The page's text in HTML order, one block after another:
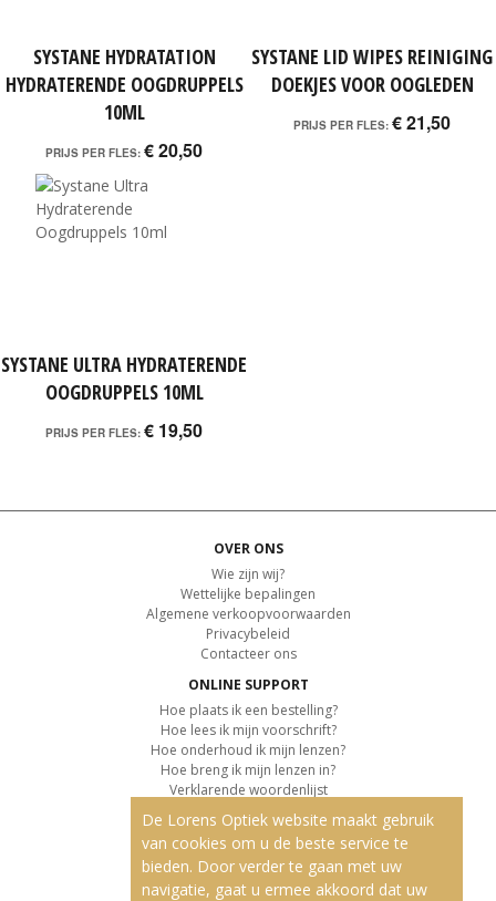
SYSTANE HYDRATATION
HYDRATERENDE OOGDRUPPELS
10ML
PRIJS PER FLES: € 20,50
SYSTANE LID WIPES REINIGING
DOEKJES VOOR OOGLEDEN
PRIJS PER FLES: € 21,50
SYSTANE ULTRA HYDRATERENDE
OOGDRUPPELS 10ML
PRIJS PER FLES: € 19,50
OVER ONS
Wie zijn wij?
Wettelijke bepalingen
Algemene verkoopvoorwaarden
Privacybeleid
Contacteer ons
ONLINE SUPPORT
Hoe plaats ik een bestelling?
Hoe lees ik mijn voorschrift?
Hoe onderhoud ik mijn lenzen?
Hoe breng ik mijn lenzen in?
Verklarende woordenlijst
KLANTENSERVICE
Informatie over de levering
Informatie over de betaling
Retourvoorwaarden
De Lorens Optiek website maakt gebruik
van cookies om u de beste service te
bieden. Door verder te gaan met uw
navigatie, gaat u ermee akkoord dat uw